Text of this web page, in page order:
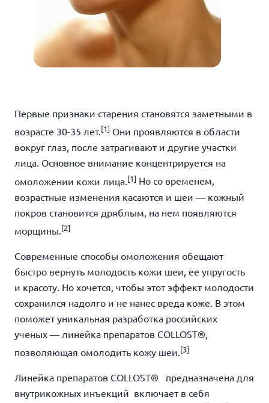
Первые признаки старения становятся заметными в
возрасте 30-35 лет. [1] Они проявляются в области
вокруг глаз, после затрагивают и другие участки
лица. Основное внимание концентрируется на
омоложении кожи лица.[1] Но со временем,
возрастные изменения касаются и шеи — кожный
покров становится дряблым, на нем появляются
морщины.[2]
Современные способы омоложения обещают
быстро вернуть молодость кожи шеи, ее упругость
и красоту. Но хочется, чтобы этот эффект молодости
сохранился надолго и не нанес вреда коже. В этом
поможет уникальная разработка российских
ученых — линейка препаратов COLLOST®,
позволяющая омолодить кожу шеи. [3]
Линейка препаратов COLLOST® предназначена для
внутрикожных инъекций включает в себя